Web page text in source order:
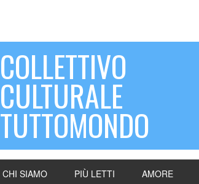
COLLETTIVO
CULTURALE
TUTTOMONDO
CHI SIAMO PIÙ LETTI AMORE